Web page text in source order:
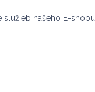
služieb našeho E-shopu